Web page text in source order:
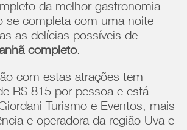
da melhor gastronomia
se completa com uma noite
as delícias possíveis de
completo.
com estas atrações tem
R$ 815 por pessoa e está
Turismo e Eventos, mais
e operadora da região Uva e